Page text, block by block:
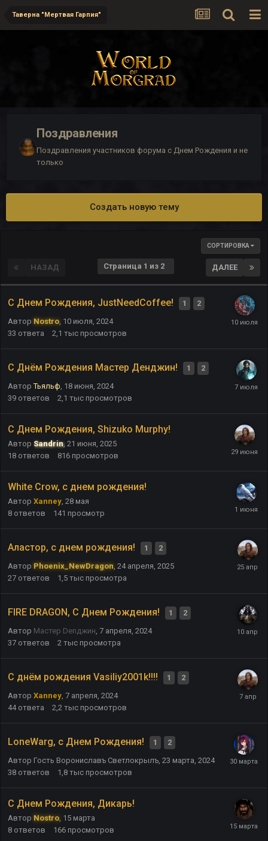
Таверна "Мертвая Гарпия"
Поздравления
Поздравления участников форума с Днем Рождения и не
только
Создать новую тему
СОРТИРОВКА
НАЗАД ДАЛЕЕ
Страница 1 из 2
С Днем Рождения, JustNeedCoffee! 1
2
Автор Nostro 10 июля, 2024
33 ответа 2,1 тыс просмотров
С Днём Рождения Мастер Денджин! 1
2
АвторТьяльф 18 июня, 2024
39 ответов 2,1 тыс просмотров
С Днем Рождения, Shizuko Murphy!
Автор Sandrin, 21 июня, 2025
18 ответов 816 просмотров
White Crow, с днем рождения!
Автор Xanney 28 мая
8 ответов 141 просмотр
Аластор, с днем рождения! 1
2
Автор Phoenix_NewDragon 24 апреля, 2025
27 ответов 1,5 тыс просмотра
FIRE DRAGON, С Днем Рождения! 1
2
Автор Мастер Denджин 7 апреля, 2024
37 ответов 2 тыс просмотра
С днём рождения Vasiliy2001k!!!! 1
2
Автор Xanney 7 апреля, 2024
44 ответа 2,2 тыс просмотров
LoneWarg, с Днем Рождения! 1
2
Автор Гость Ворониславъ Светлокрылъ, 23 марта, 2024
38 ответов 1,8 тыс просмотров
C Днем Рождения, Дикарь!
Автор Nostro 15 марта
8 ответов 166 просмотров